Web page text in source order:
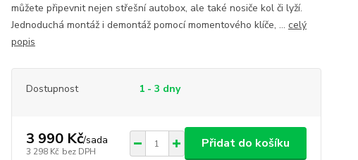
můžete připevnit nejen střešní autobox, ale také nosiče kol či lyží.
Jednoduchá montáž i demontáž pomocí momentového klíče, ... celý
popis
Dostupnost 1 - 3 dny
3 990 Kč/sada
3 298 Kč bez DPH
Přidat do košíku